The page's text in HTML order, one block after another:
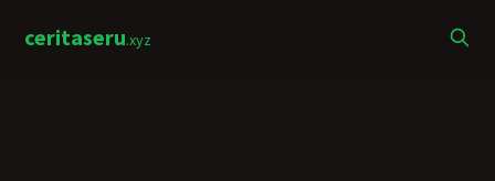
ceritaseru.xyz